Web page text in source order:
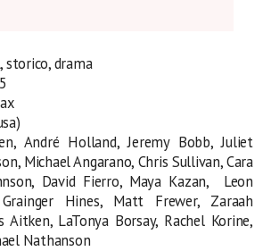
storico, drama
André Holland, Jeremy Bobb, Juliet
Michael Angarano, Chris Sullivan, Cara
David Fierro, Maya Kazan, Leon
Hines, Matt Frewer, Zaraah
Aitken, LaTonya Borsay, Rachel Korine,
Nathanson